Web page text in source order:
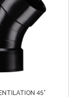
45°